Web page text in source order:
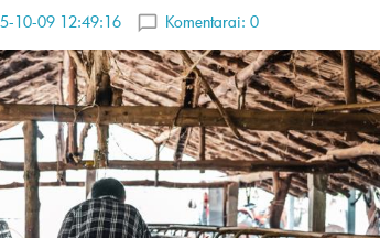
10-09 12:49:16 Komentarai: 0